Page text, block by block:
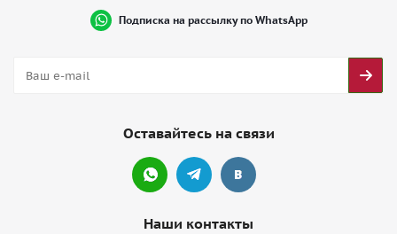
Подписка на рассылку по WhatsApp
Оставайтесь на связи
Наши контакты